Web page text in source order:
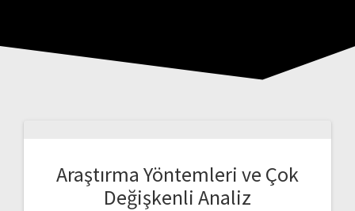
Araştırma Yöntemleri ve Çok
Değişkenli Analiz